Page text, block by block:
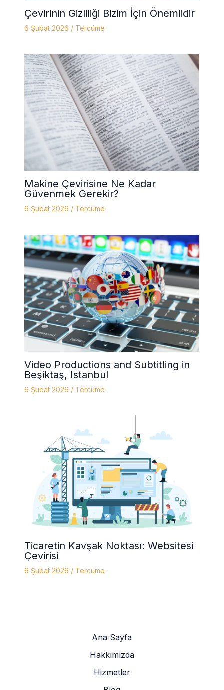
Çevirinin Gizliliği Bizim İçin Önemlidir
6 Şubat 2026 / Tercüme
Makine Çevirisine Ne Kadar
Güvenmek Gerekir?
6 Şubat 2026 / Tercüme
Video Productions and Subtitling in
Beşiktaş, Istanbul
6 Şubat 2026 / Tercüme
Ticaretin Kavşak Noktası: Websitesi
Çevirisi
6 Şubat 2026 / Tercüme
Ana Sayfa
Hakkımızda
Hizmetler